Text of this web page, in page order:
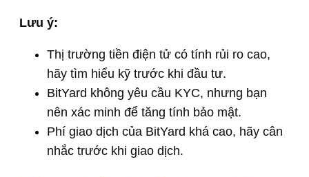
Lưu ý:
Thị trường tiền điện tử có tính rủi ro cao,
hãy tìm hiểu kỹ trước khi đầu tư.
BitYard không yêu cầu KYC, nhưng bạn
nên xác minh để tăng tính bảo mật.
Phí giao dịch của BitYard khá cao, hãy cân
nhắc trước khi giao dịch.